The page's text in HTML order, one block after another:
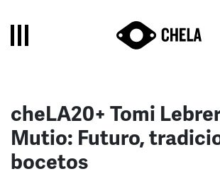
cheLA20+ Tomi
Mutio: Futuro,
bocetos